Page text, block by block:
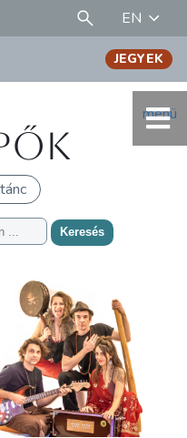
EN
menü
JEGYEK
tánc
Keresés